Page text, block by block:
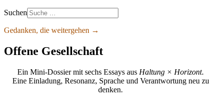
Suchen
Gedanken, die weitergehen →
Offene Gesellschaft
Ein Mini-Dossier mit sechs Essays aus Haltung × Horizont.
Eine Einladung, Resonanz, Sprache und Verantwortung neu zu
denken.